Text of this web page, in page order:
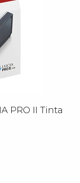
PRO II Tinta